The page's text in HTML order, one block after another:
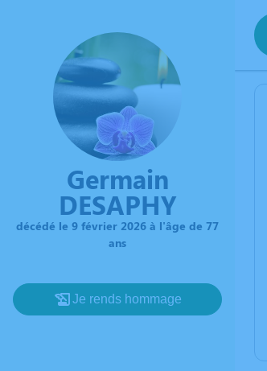
Germain
DESAPHY
décédé le 9 février 2026 à l'âge de 77
ans
Je rends hommage